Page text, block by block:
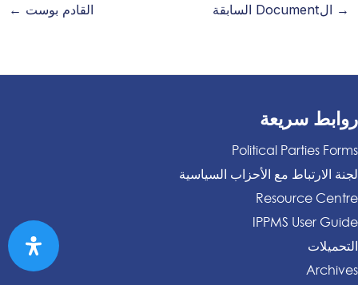
→ الDocument السابقة القادم بوست ←
روابط سريعة
Political Parties Forms
لجنة الارتباط مع الأحزاب السياسية
Resource Centre
IPPMS User Guide
التحميلات
Archives